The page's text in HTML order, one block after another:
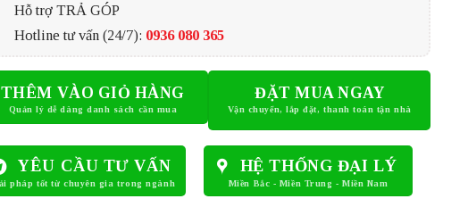
Hỗ trợ TRẢ GÓP
Hotline tư vấn (24/7): 0936 080 365
THÊM VÀO GIỎ HÀNG ĐẶT MUA NGAY
YÊU CẦU TƯ VẤN HỆ THỐNG ĐẠI LÝ